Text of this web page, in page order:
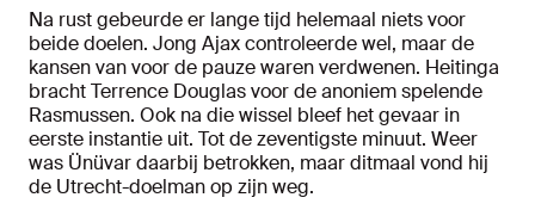
Na rust gebeurde er lange tijd helemaal niets voor
beide doelen. Jong Ajax controleerde wel, maar de
kansen van voor de pauze waren verdwenen. Heitinga
bracht Terrence Douglas voor de anoniem spelende
Rasmussen. Ook na die wissel bleef het gevaar in
eerste instantie uit. Tot de zeventigste minuut. Weer
was Ünüvar daarbij betrokken, maar ditmaal vond hij
de Utrecht-doelman op zijn weg.